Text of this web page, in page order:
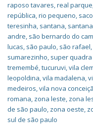
raposo tavares,real parque
república,rio pequeno,
teresinha, santana,
andre, são bernardo do
lucas, são paulo, são rafael,
sumarezinho, super
tremembé,tucuruvi,vila
leopoldina,vila madalena,
medeiros,vila nova
romana, zona leste, zona
de são paulo, zona oeste,
sul de são paulo